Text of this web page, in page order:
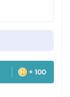
+ 100